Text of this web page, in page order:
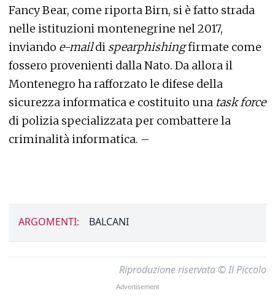
Fancy Bear, come riporta Birn, si è fatto strada
nelle istituzioni montenegrine nel 2017,
inviando e-maildi spearphishingfirmate come
fossero provenienti dalla Nato. Da allora il
Montenegro ha rafforzato le difese della
sicurezza informatica e costituito una task force
di polizia specializzata per combattere la
criminalità informatica. –
ARGOMENTI: BALCANI
Riproduzione riservata © Il Piccolo